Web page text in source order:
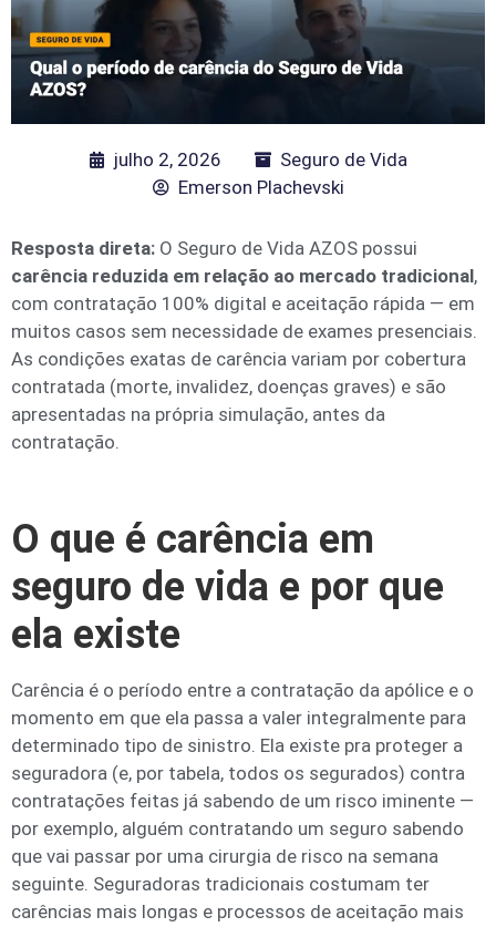
julho 2, 2026
Seguro de Vida
Emerson Plachevski
Resposta direta: O Seguro de Vida AZOS possui
carência reduzida em relação ao mercado tradicional,
com contratação 100% digital e aceitação rápida — em
muitos casos sem necessidade de exames presenciais.
As condições exatas de carência variam por cobertura
contratada (morte, invalidez, doenças graves) e são
apresentadas na própria simulação, antes da
contratação.
O que é carência em
seguro de vida e por que
ela existe
Carência é o período entre a contratação da apólice e o
momento em que ela passa a valer integralmente para
determinado tipo de sinistro. Ela existe pra proteger a
seguradora (e, por tabela, todos os segurados) contra
contratações feitas já sabendo de um risco iminente —
por exemplo, alguém contratando um seguro sabendo
que vai passar por uma cirurgia de risco na semana
seguinte. Seguradoras tradicionais costumam ter
carências mais longas e processos de aceitação mais